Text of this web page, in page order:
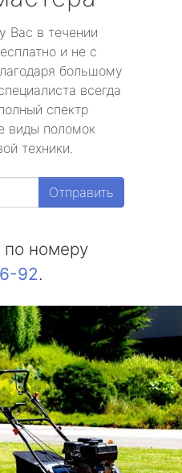
Вас в течении
и не с
большому
всегда
спектр
виды поломок
техники.
Отправить
по номеру
92.